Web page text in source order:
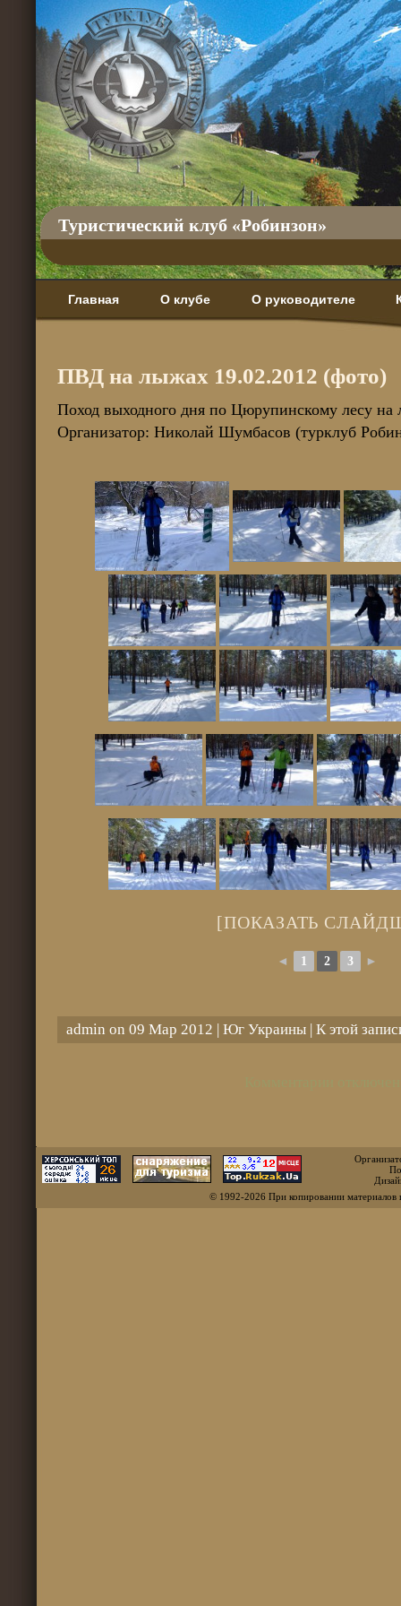
Туристический клуб «Робинзон»
Главная О клубе О руководителе
ПВД на лыжах 19.02.2012 (фото)
Поход выходного дня по Цюрупинскому лесу на
Организатор: Николай Шумбасов (турклуб
[ПОКАЗАТЬ
◄ 1 2 3 ►
admin on 09 Мар 2012 | Юг Украины| К этой
© 1992-2026 При копировании материалов